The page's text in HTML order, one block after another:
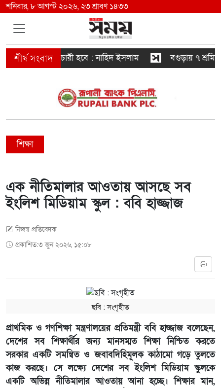
শনিবার, ৮ আগস্ট ২০২৬, ২৩ শ্রাবণ ১৪৩৩
স্বৈরাচারী হবে : নাহিদ ইসলাম বগুড়ায় ৭
শিক্ষা
এক নীতিমালার আওতায় আসছে সব
ইংলিশ মিডিয়াম স্কুল : ববি হাজ্জাজ
নিজস্ব প্রতিবেদক
প্রকাশিত:৩ জুন ২০২৬, ১৫:০৮
ছবি ‍: সংগৃহীত
প্রাথমিক ও গণশিক্ষা মন্ত্রণালয়ের প্রতিমন্ত্রী ববি হাজ্জাজ বলেছেন,
দেশের সব শিক্ষার্থীর জন্য মানসম্মত শিক্ষা নিশ্চিত করতে
সরকার একটি সমন্বিত ও জবাবদিহিমূলক কাঠামো গড়ে তুলতে
কাজ করছে। সে লক্ষ্যে দেশের সব ইংলিশ মিডিয়াম স্কুলকে
একটি অভিন্ন নীতিমালার আওতায় আনা হচ্ছে। শিক্ষার মান,